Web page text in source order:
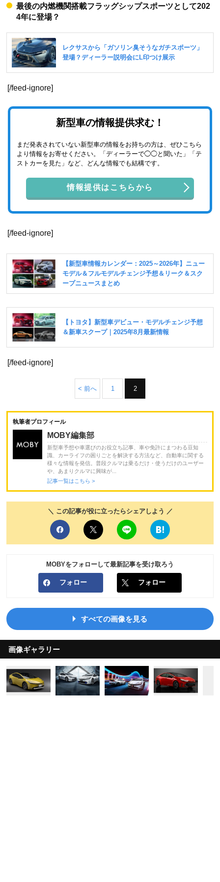
最後の内燃機関搭載フラッグシップスポーツとして202
4年に登場？
[/feed-ignore]
新型車の情報提供求む！
まだ発表されていない新型車の情報をお持ちの方は、ぜひこちら
より情報をお寄せください。「ディーラーで◯◯と聞いた」「テ
ストカーを見た」など、どんな情報でも結構です。
情報提供はこちらから
[/feed-ignore]
[/feed-ignore]
< 前へ 1 2
執筆者プロフィール
MOBY編集部
新型車予想や車選びのお役立ち記事、車や免許にまつわる豆知
識、カーライフの困りごとを解決する方法など、自動車に関する
様々な情報を発信。普段クルマは乗るだけ・使うだけのユーザー
や、あまりクルマに興味が...
記事一覧はこちら >
＼ この記事が役に立ったらシェアしよう ／
MOBYをフォローして最新記事を受け取ろう
フォロー フォロー
すべての画像を見る
画像ギャラリー